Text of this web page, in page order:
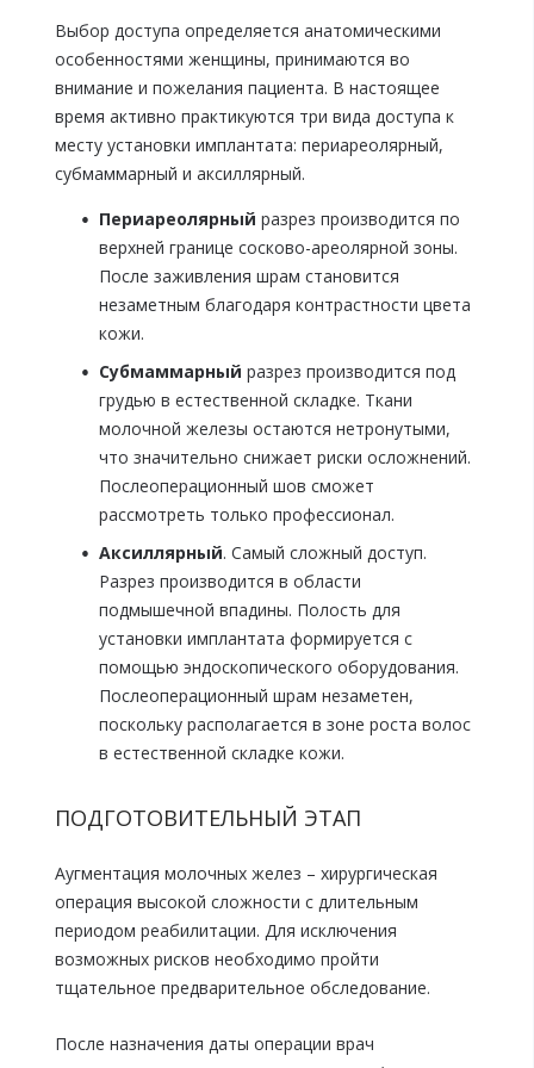
Выбор доступа определяется анатомическими
особенностями женщины, принимаются во
внимание и пожелания пациента. В настоящее
время активно практикуются три вида доступа к
месту установки имплантата: периареолярный,
субмаммарный и аксиллярный.
Периареолярный разрез производится по
верхней границе сосково-ареолярной зоны.
После заживления шрам становится
незаметным благодаря контрастности цвета
кожи.
Cубмаммарный разрез производится под
грудью в естественной складке. Ткани
молочной железы остаются нетронутыми,
что значительно снижает риски осложнений.
Послеоперационный шов сможет
рассмотреть только профессионал.
Аксиллярный. Самый сложный доступ.
Разрез производится в области
подмышечной впадины. Полость для
установки имплантата формируется с
помощью эндоскопического оборудования.
Послеоперационный шрам незаметен,
поскольку располагается в зоне роста волос
в естественной складке кожи.
ПОДГОТОВИТЕЛЬНЫЙ ЭТАП
Аугментация молочных желез – хирургическая
операция высокой сложности с длительным
периодом реабилитации. Для исключения
возможных рисков необходимо пройти
тщательное предварительное обследование.
После назначения даты операции врач